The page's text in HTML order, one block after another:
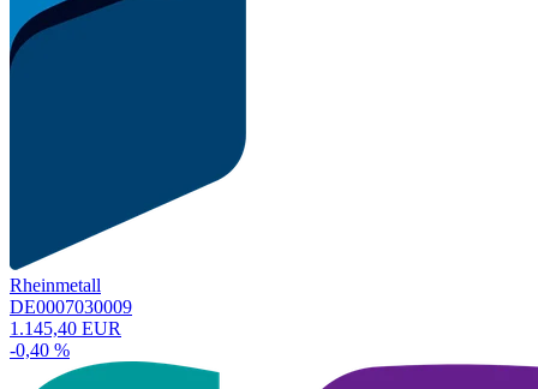
Rheinmetall
DE0007030009
1.145,40 EUR
-0,40 %